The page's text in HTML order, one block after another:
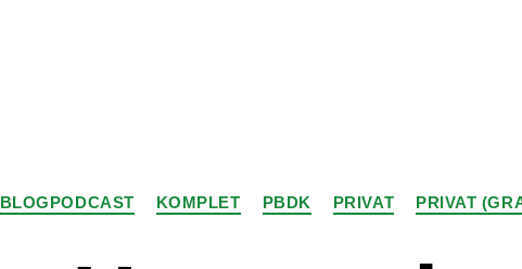
Kategorier
BLOGPODCAST KOMPLET PBDK PRIVAT PRIVAT